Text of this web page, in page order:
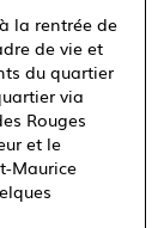
la rentrée de
de vie et
du quartier
via
Rouges
et le
Maurice